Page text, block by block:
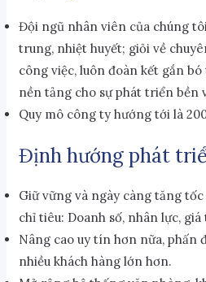
Đội ngũ nhân viên của chúng
trung, nhiệt huyết; giỏi về
công việc, luôn đoàn kết gắn
nền tảng cho sự phát triển bền
Quy mô công ty hướng tới là
Định hướng phát
Giữ vững và ngày càng tăng
chỉ tiêu: Doanh số, nhân lực,
Nâng cao uy tín hơn nữa, phấn
nhiều khách hàng lớn hơn.